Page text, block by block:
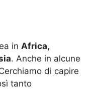
in Africa,
. Anche in alcune
di capire
tanto